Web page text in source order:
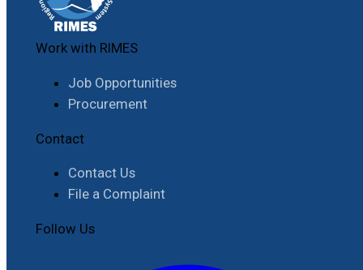
Work with RIMES
Job Opportunities
Procurement
Contact
Contact Us
File a Complaint
Follow Us